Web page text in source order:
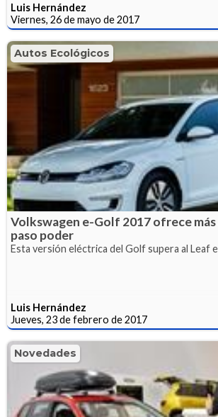
Luis Hernández
Viernes, 26 de mayo de 2017
Autos Ecológicos
Volkswagen e-Golf 2017 ofrece
paso poder
Esta versión eléctrica del Golf supera al Leaf
Luis Hernández
Jueves, 23 de febrero de 2017
Novedades